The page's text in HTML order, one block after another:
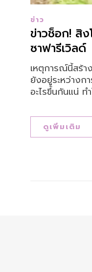
ข่าว
ข่าวช็อก! สิ
ซาฟารีเวิลด์
เหตุการณ์นี้สร้า
ยังอยู่ระหว่างก
อะไรขึ้นกันแน่ ท
ดูเพิ่มเติม